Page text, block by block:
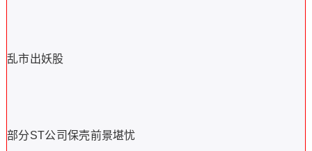
乱市出妖股
部分ST公司保壳前景堪忧